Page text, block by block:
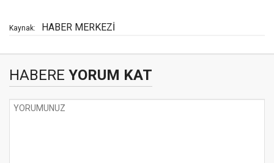
Kaynak: HABER MERKEZİ
HABERE YORUM KAT